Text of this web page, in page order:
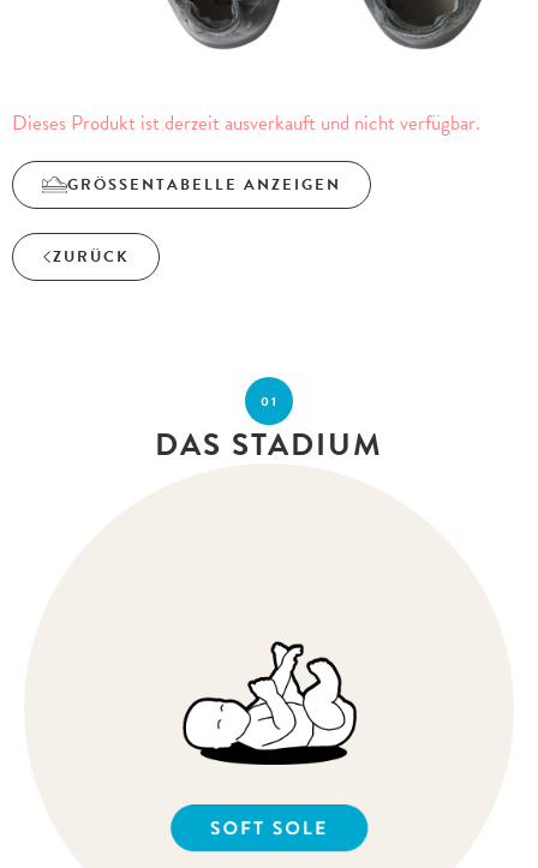
Dieses Produkt ist derzeit ausverkauft und nicht verfügbar.
GRÖSSENTABELLE ANZEIGEN
ZURÜCK
01
DAS STADIUM